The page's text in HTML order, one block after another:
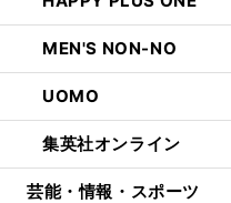
MEN'S NON-NO
UOMO
集英社オンライン
芸能・情報・スポーツ